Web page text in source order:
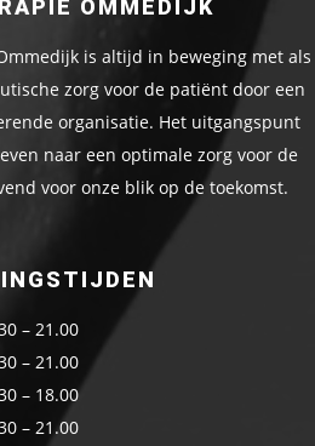
OMMEDIJK
is altijd in beweging met als
zorg voor de patiënt door een
organisatie. Het uitgangspunt
naar een optimale zorg voor de
voor onze blik op de toekomst.
– 21.00
– 21.00
– 18.00
– 21.00